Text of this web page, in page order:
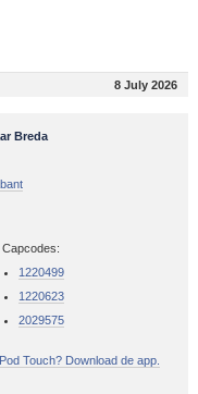
8 July 2026
Breda
Capcodes:
1220499
1220623
2029575
Touch? Download de app.